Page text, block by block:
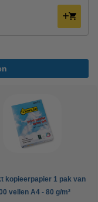
kopieerpapier 1 pak van
vellen A4 - 80 g/m²